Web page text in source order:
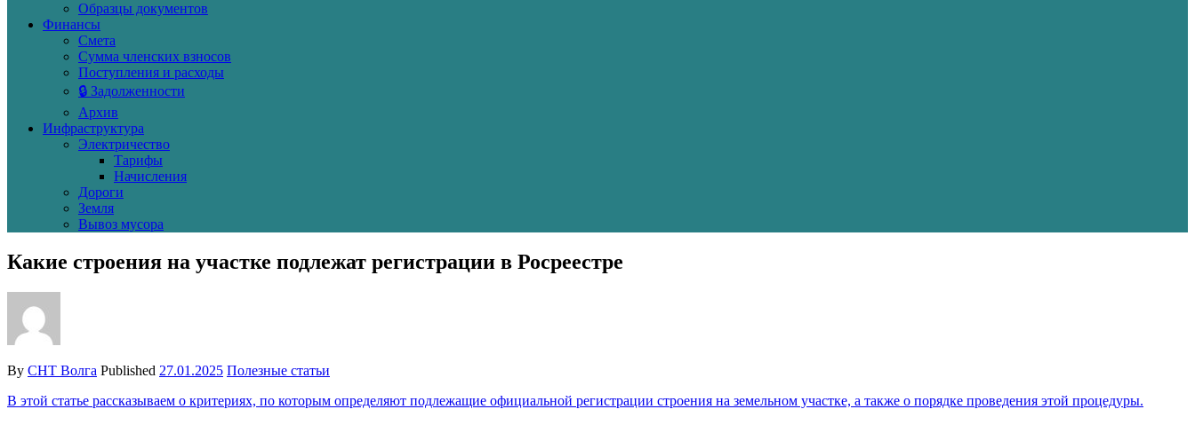
Образцы документов
Финансы
Смета
Сумма членских взносов
Поступления и расходы
🔒 Задолженности
Архив
Инфраструктура
Электричество
Тарифы
Начисления
Дороги
Земля
Вывоз мусора
Какие строения на участке подлежат регистрации в Росреестре
By СНТ Волга Published 27.01.2025 Полезные статьи
В этой статье рассказываем о критериях, по которым определяют подлежащие официальной регистрации строения на земельном участке, а также о порядке проведения этой процедуры.